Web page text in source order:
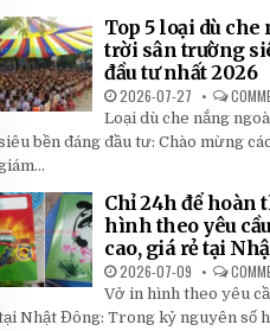
Top 5 loại dù
trời sân trường
đầu tư nhất 2026
2026-07-27
Loại dù che nắng
bền đáng đầu tư: Chào mừng
Chỉ 24h để hoàn
hình theo yêu
cao, giá rẻ tại
2026-07-09
Vở in hình theo yêu
Nhật Đông: Trong kỷ nguyên số